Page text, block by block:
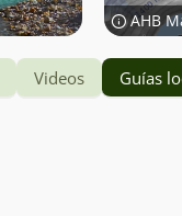
AHB
Videos Guías